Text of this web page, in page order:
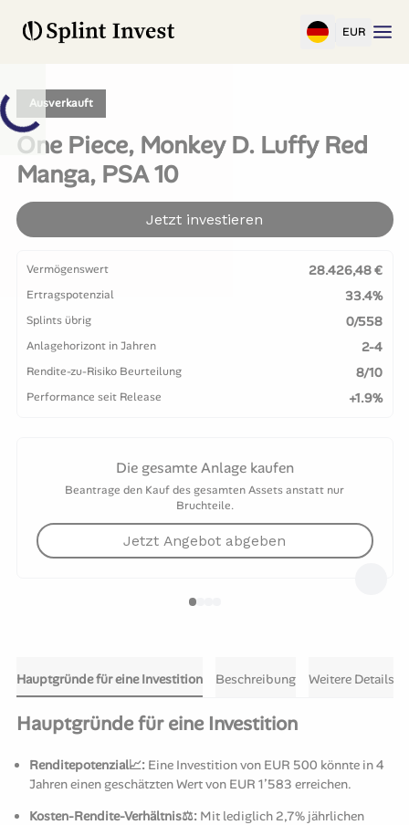
EUR
Ausverkauft
One Piece, Monkey D. Luffy Red
Manga, PSA 10
Jetzt investieren
Vermögenswert 28.426,48 €
Ertragspotenzial 33.4%
Splints übrig 0/558
Anlagehorizont in Jahren 2-4
Rendite-zu-Risiko Beurteilung 8/10
Performance seit Release +1.9%
Die gesamte Anlage kaufen
Beantrage den Kauf des gesamten Assets anstatt nur
Bruchteile.
Jetzt Angebot abgeben
Hauptgründe für eine Investition Beschreibung Weitere Details
Hauptgründe für eine Investition
Renditepotenzial📈: Eine Investition von EUR 500 könnte in 4
Jahren einen geschätzten Wert von EUR 1’583 erreichen.
Kosten-Rendite-Verhältnis⚖️: Mit lediglich 2,7% jährlichen